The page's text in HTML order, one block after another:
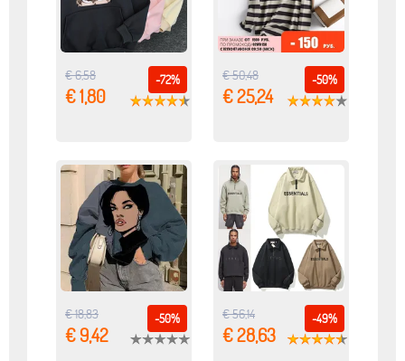
-72%
€ 6,58
€ 1,80
-50%
€ 50,48
€ 25,24
-50%
€ 18,83
€ 9,42
-49%
€ 56,14
€ 28,63